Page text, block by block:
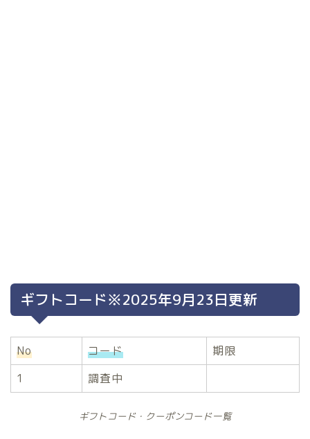
ギフトコード※2025年9月23日更新
No コード
期限
1
調査中
ギフトコード・クーポンコード一覧